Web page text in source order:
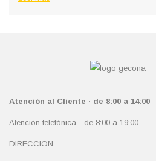
Atención al Cliente · de 8:00 a 14:00
Atención telefónica · de 8:00 a 19:00
DIRECCION